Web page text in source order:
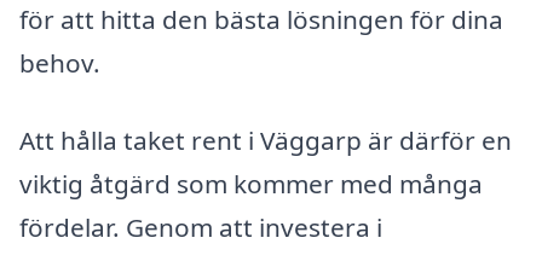
för att hitta den bästa lösningen för dina
behov.
Att hålla taket rent i Väggarp är därför en
viktig åtgärd som kommer med många
fördelar. Genom att investera i